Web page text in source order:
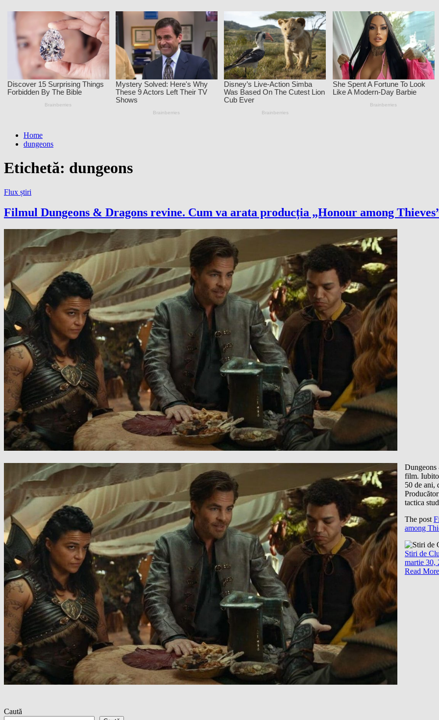
Home
dungeons
Etichetă: dungeons
Flux știri
Filmul Dungeons & Dragons revine. Cum va arata producția „Honour among
Dungeons
film.
50 de ani,
tactica
The post
among
Stiri de
martie 30,
Read More
Caută